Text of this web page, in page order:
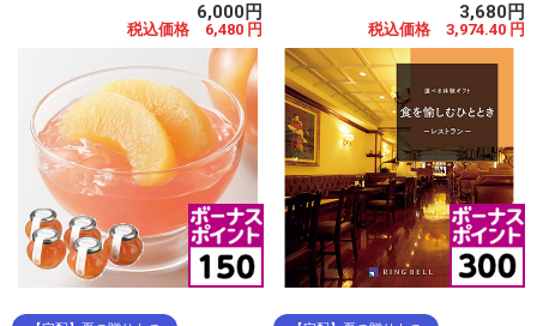
6,000円
税込価格 6,480 円
3,680円
税込価格 3,974.40 円